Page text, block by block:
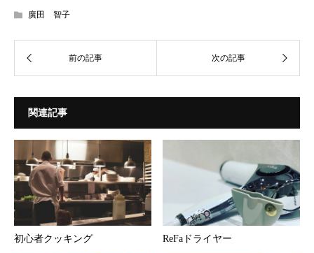
廣田 智子
関連記事
初心者クッキング ReFaドライヤー